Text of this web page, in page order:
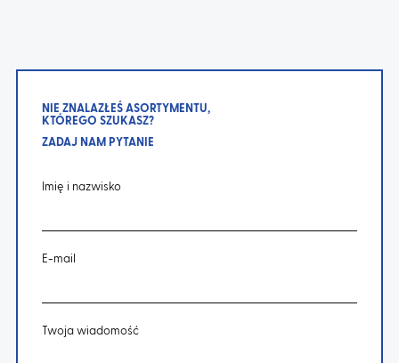
NIE ZNALAZŁEŚ ASORTYMENTU,
KTÓREGO SZUKASZ?
ZADAJ NAM PYTANIE
Imię i nazwisko
E-mail
Twoja wiadomość